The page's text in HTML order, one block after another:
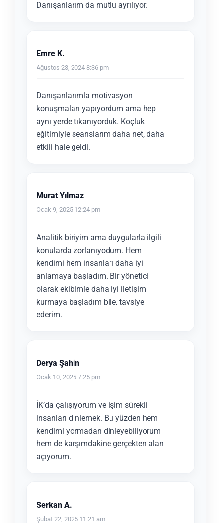
Danışanlarım da mutlu ayrılıyor.
Emre K.
Ağustos 23, 2024 8:36 pm
Danışanlarımla motivasyon
konuşmaları yapıyordum ama hep
aynı yerde tıkanıyorduk. Koçluk
eğitimiyle seanslarım daha net, daha
etkili hale geldi.
Murat Yılmaz
Ocak 9, 2025 12:24 pm
Analitik biriyim ama duygularla ilgili
konularda zorlanıyodum. Hem
kendimi hem insanları daha iyi
anlamaya başladım. Bir yönetici
olarak ekibimle daha iyi iletişim
kurmaya başladım bile, tavsiye
ederim.
Derya Şahin
Ocak 10, 2025 7:25 pm
İK’da çalışıyorum ve işim sürekli
insanları dinlemek. Bu yüzden hem
kendimi yormadan dinleyebiliyorum
hem de karşımdakine gerçekten alan
açıyorum.
Serkan A.
Şubat 22, 2025 11:21 am